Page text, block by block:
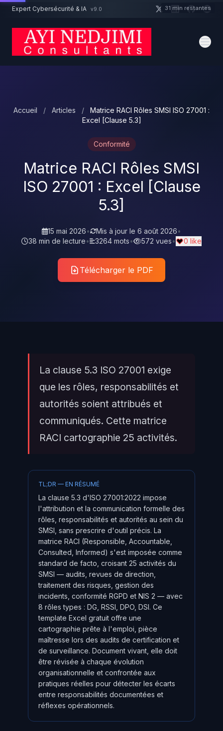
Aller au contenu principal
Expert Cybersécurité & IA v9.0
Accueil / Articles /
Matrice RACI Rôles SMSI ISO 27001 :
Excel [Clause 5.3]
Conformité
Matrice RACI Rôles SMSI
ISO 27001 : Excel [Clause
5.3]
15 mai 2026• Mis à jour le 6 août 2026•
38 min de lecture• 3264 mots• 572 vues• 0 like
Télécharger le PDF
La clause 5.3 ISO 27001 exige
que les rôles, responsabilités et
autorités soient attribués et
communiqués. Cette matrice
RACI cartographie 25 activités.
TL;DR — EN RÉSUMÉ
La clause 5.3 d'ISO 27001:2022 impose
l'attribution et la communication formelle des
rôles, responsabilités et autorités au sein du
SMSI, sans prescrire d'outil précis. La
matrice RACI (Responsible, Accountable,
Consulted, Informed) s'est imposée comme
standard de facto, croisant 25 activités du
SMSI — audits, revues de direction,
traitement des risques, gestion des
incidents, conformité RGPD et NIS 2 — avec
8 rôles types : DG, RSSI, DPO, DSI. Ce
template Excel gratuit offre une
cartographie prête à l'emploi, pièce
maîtresse lors des audits de certification et
de surveillance. Document vivant, elle doit
être révisée à chaque évolution
organisationnelle et confrontée aux
pratiques réelles pour détecter les écarts
entre responsabilités documentées et
réflexes opérationnels.
Un projet cybersécurité ? 31 min restantes